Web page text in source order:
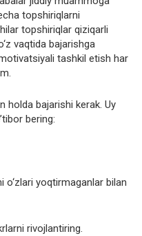
topshiriqlarni
topshiriqlar qiziqarli
vaqtida bajarishga
tashkil etish har
holda bajarishi kerak. Uy
bering:
yoqtirmaganlar bilan
rivojlantiring.